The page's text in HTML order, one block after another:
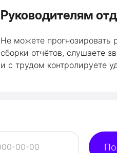
Руководителям
Не можете прогнозировать
сборки отчётов, слушаете
и с трудом контролируете